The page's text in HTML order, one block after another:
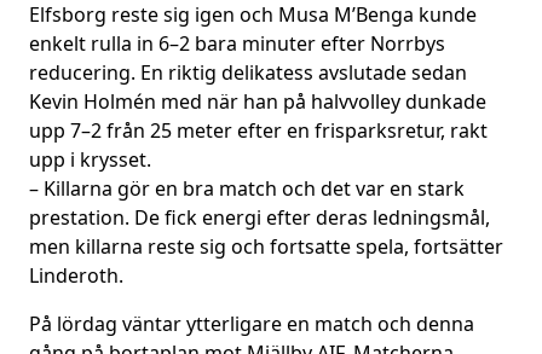
Elfsborg reste sig igen och Musa M’Benga kunde
enkelt rulla in 6–2 bara minuter efter Norrbys
reducering. En riktig delikatess avslutade sedan
Kevin Holmén med när han på halvvolley dunkade
upp 7–2 från 25 meter efter en frisparksretur, rakt
upp i krysset.
– Killarna gör en bra match och det var en stark
prestation. De fick energi efter deras ledningsmål,
men killarna reste sig och fortsatte spela, fortsätter
Linderoth.
På lördag väntar ytterligare en match och denna